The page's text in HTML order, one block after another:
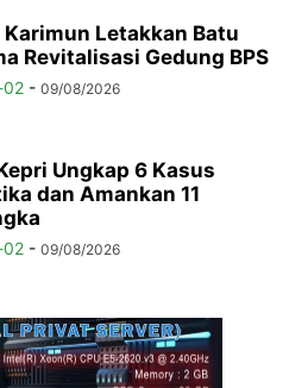
Karimun Letakkan Batu
Revitalisasi Gedung BPS
02 - 09/08/2026
Ungkap 6 Kasus
dan Amankan 11
02 - 09/08/2026